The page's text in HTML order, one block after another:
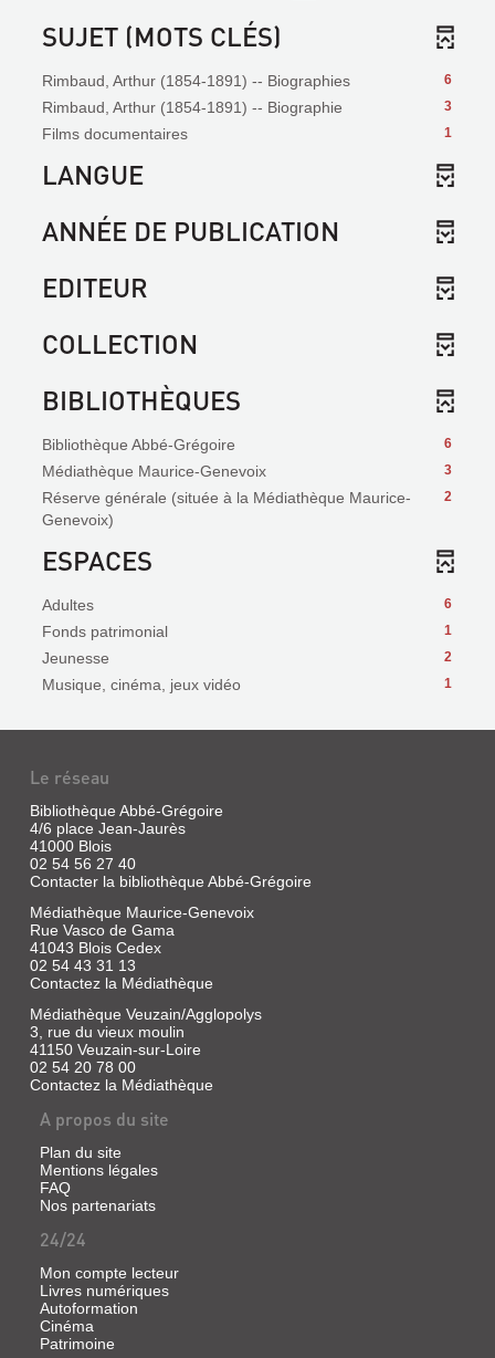
SUJET (MOTS CLÉS)
6
Rimbaud, Arthur (1854-1891) -- Biographies
3
Rimbaud, Arthur (1854-1891) -- Biographie
1
Films documentaires
LANGUE
ANNÉE DE PUBLICATION
EDITEUR
COLLECTION
BIBLIOTHÈQUES
6
Bibliothèque Abbé-Grégoire
3
Médiathèque Maurice-Genevoix
2
Réserve générale (située à la Médiathèque Maurice-
Genevoix)
ESPACES
6
Adultes
1
Fonds patrimonial
2
Jeunesse
1
Musique, cinéma, jeux vidéo
Le réseau
Bibliothèque Abbé-Grégoire
4/6 place Jean-Jaurès
41000 Blois
02 54 56 27 40
Contacter la bibliothèque Abbé-Grégoire
Médiathèque Maurice-Genevoix
Rue Vasco de Gama
41043 Blois Cedex
02 54 43 31 13
Contactez la Médiathèque
Médiathèque Veuzain/Agglopolys
3, rue du vieux moulin
41150 Veuzain-sur-Loire
02 54 20 78 00
Contactez la Médiathèque
A propos du site
Plan du site
Mentions légales
FAQ
Nos partenariats
24/24
Mon compte lecteur
Livres numériques
Autoformation
Cinéma
Patrimoine